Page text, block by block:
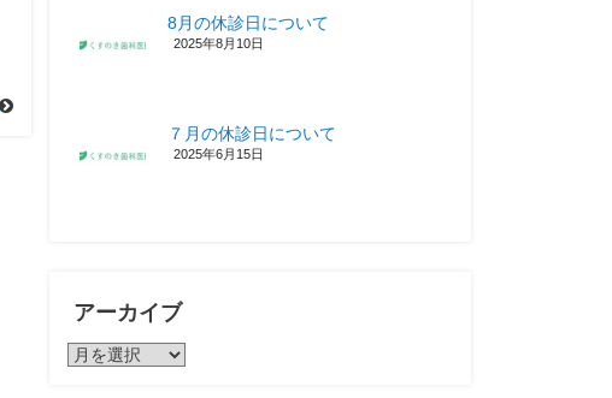
8月の休診日について
2025年8月10日
７月の休診日について
2025年6月15日
アーカイブ
ア